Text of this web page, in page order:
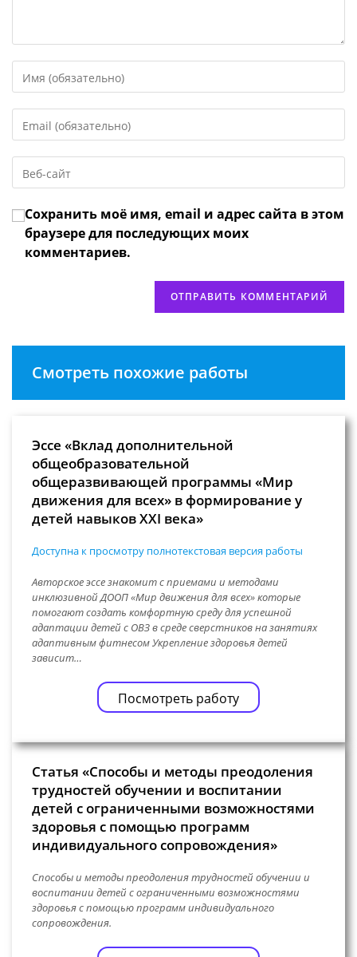
свое
или
имя
чтобы
прокомментировать
свой
адрес,
чтобы
URL
веб-
сайта
(необязательно)
Сохранить моё имя, email и адрес сайта в этом
браузере для последующих моих
комментариев.
Смотреть похожие работы
Эссе «Вклад дополнительной
общеобразовательной
общеразвивающей программы «Мир
движения для всех» в формирование у
детей навыков XXI века»
Доступна к просмотру полнотекстовая версия работы
Авторское эссе знакомит с приемами и методами
инклюзивной ДООП «Мир движения для всех» которые
помогают создать комфортную среду для успешной
адаптации детей с ОВЗ в среде сверстников на занятиях
адаптивным фитнесом Укрепление здоровья детей
зависит…
Посмотреть работу
Статья «Способы и методы преодоления
трудностей обучении и воспитании
детей с ограниченными возможностями
здоровья с помощью программ
индивидуального сопровождения»
Способы и методы преодоления трудностей обучении и
воспитании детей с ограниченными возможностями
здоровья с помощью программ индивидуального
сопровождения.